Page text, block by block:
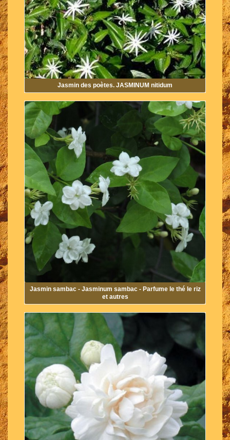
Jasmin des poètes. JASMINUM nitidum
Jasmin sambac - Jasminum sambac - Parfume le thé le riz
et autres